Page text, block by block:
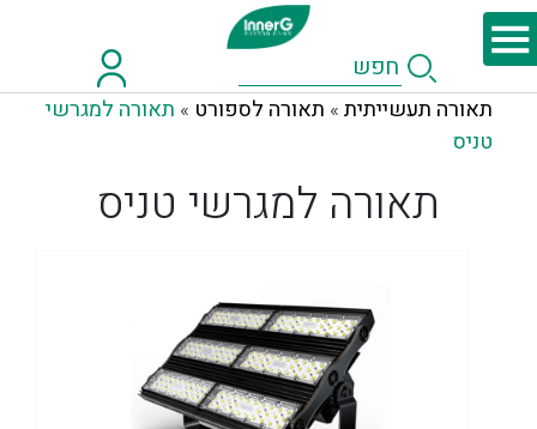
תאורה תעשייתית » תאורה לספורט » תאורה למגרשי
טניס
תאורה למגרשי טניס